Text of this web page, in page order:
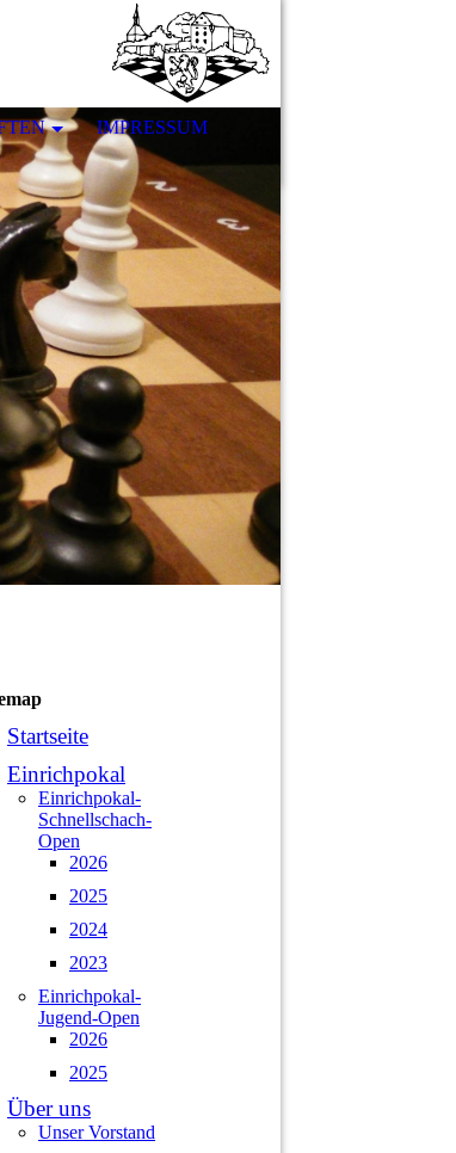
IMPRESSUM
Startseite
Einrichpokal
Einrichpokal-
Schnellschach-
Open
2026
2025
2024
2023
Einrichpokal-
Jugend-Open
2026
2025
Über uns
Unser Vorstand